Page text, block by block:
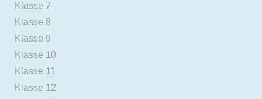
Klasse 7
Klasse 8
Klasse 9
Klasse 10
Klasse 11
Klasse 12